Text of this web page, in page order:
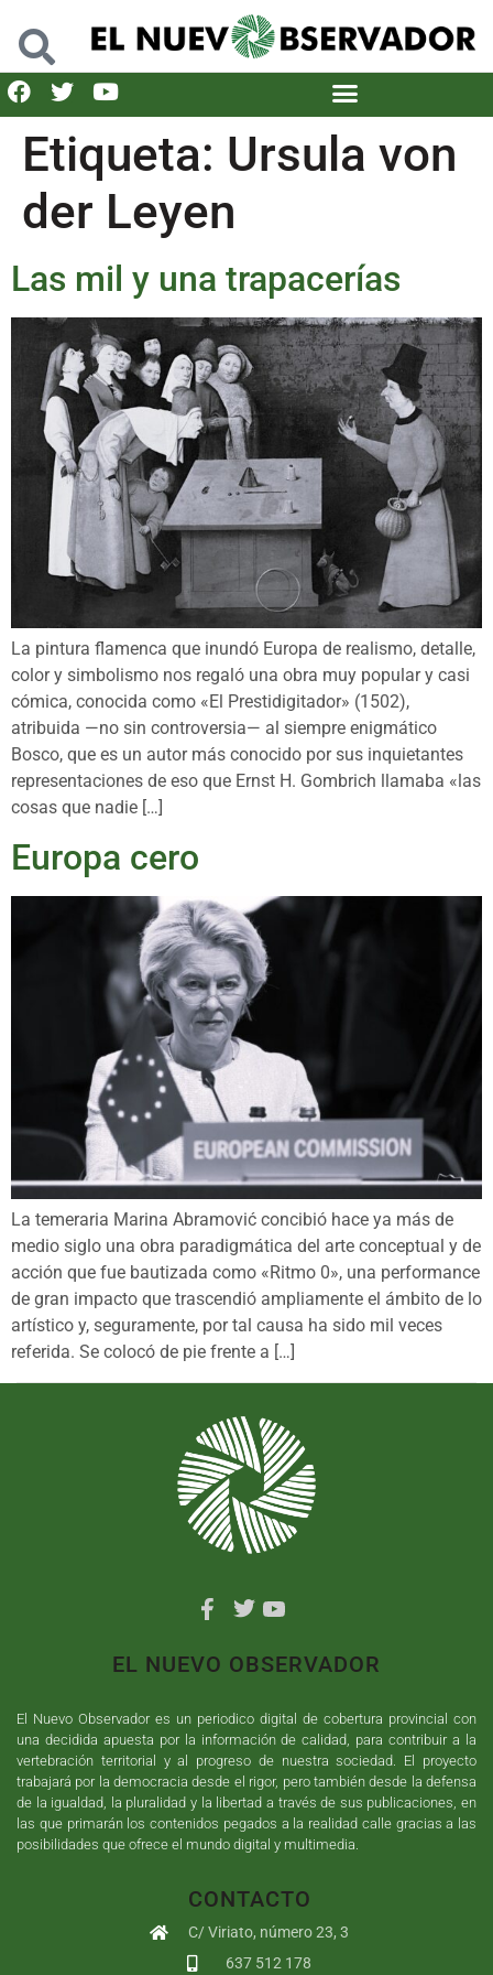
Etiqueta: Ursula von
der Leyen
Las mil y una trapacerías
La pintura flamenca que inundó Europa de realismo, detalle,
color y simbolismo nos regaló una obra muy popular y casi
cómica, conocida como «El Prestidigitador» (1502),
atribuida —no sin controversia— al siempre enigmático
Bosco, que es un autor más conocido por sus inquietantes
representaciones de eso que Ernst H. Gombrich llamaba «las
cosas que nadie […]
Europa cero
La temeraria Marina Abramović concibió hace ya más de
medio siglo una obra paradigmática del arte conceptual y de
acción que fue bautizada como «Ritmo 0», una performance
de gran impacto que trascendió ampliamente el ámbito de lo
artístico y, seguramente, por tal causa ha sido mil veces
referida. Se colocó de pie frente a […]
EL NUEVO OBSERVADOR
El Nuevo Observador es un periodico digital de cobertura provincial con
una decidida apuesta por la información de calidad, para contribuir a la
vertebración territorial y al progreso de nuestra sociedad. El proyecto
trabajará por la democracia desde el rigor, pero también desde la defensa
de la igualdad, la pluralidad y la libertad a través de sus publicaciones, en
las que primarán los contenidos pegados a la realidad calle gracias a las
posibilidades que ofrece el mundo digital y multimedia.
CONTACTO
C/ Viriato, número 23, 3
637 512 178